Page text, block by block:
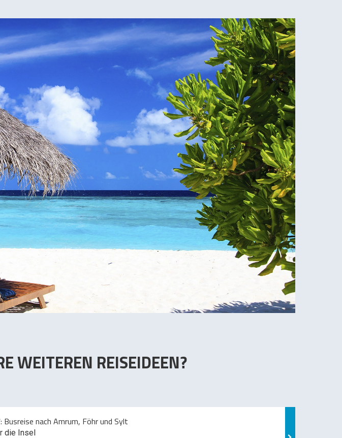
WEITEREN REISEIDEEN?
Busreise nach Amrum, Föhr und Sylt
die Insel